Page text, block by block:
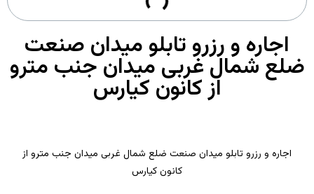
اجاره و رزرو تابلو میدان صنعت
ضلع شمال غربی میدان جنب مترو
از کانون کیارس
اجاره و رزرو تابلو میدان صنعت ضلع شمال غربی میدان جنب مترو از
کانون کیارس